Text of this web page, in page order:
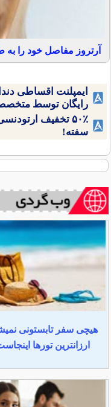
آرتروز مفاصل خود را
ایمپلنت اقساطی
رایگان توسط
۵۰٪ تخفیف
سفته!
هیچی سفر تابستونی
ارزانترین تورها